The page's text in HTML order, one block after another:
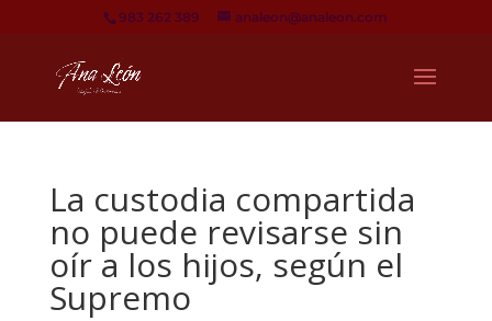
983 262 389 analeon@analeon.com
La custodia compartida
no puede revisarse sin
oír a los hijos, según el
Supremo